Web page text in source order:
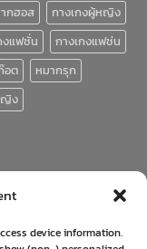
device information.
กฮอส
กางเกงผู้หญิง
งแฟชั่น
กางเกงแฟช่น
อต
หมากรุก
ญิง